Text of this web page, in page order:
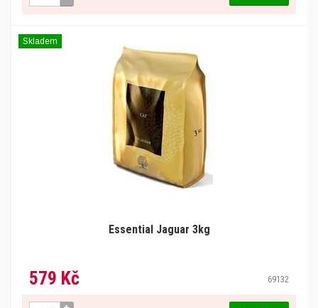
Essential Jaguar 3kg
579 Kč 69132
Skladem